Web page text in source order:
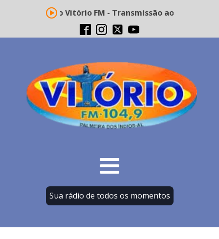
Rádio Vitório FM - Transmissão ao vivo
Sua rádio de todos os momentos